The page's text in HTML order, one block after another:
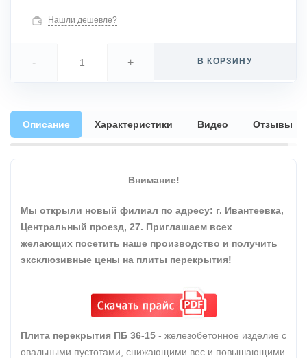
Нашли дешевле?
- + В КОРЗИНУ
Описание Характеристики Видео Отзывы
Внимание!
Мы открыли новый филиал по адресу: г. Ивантеевка,
Центральный проезд, 27. Приглашаем всех
желающих посетить наше производство и получить
эксклюзивные цены на плиты перекрытия!
Плита перекрытия ПБ 36-15 - железобетонное изделие с
овальными пустотами, снижающими вес и повышающими